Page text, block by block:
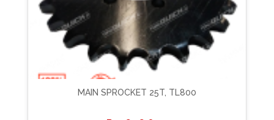
MAIN SPROCKET 25T, TL800